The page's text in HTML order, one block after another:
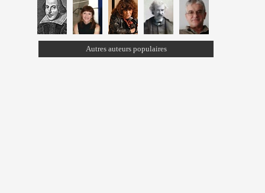
Autres auteurs populaires